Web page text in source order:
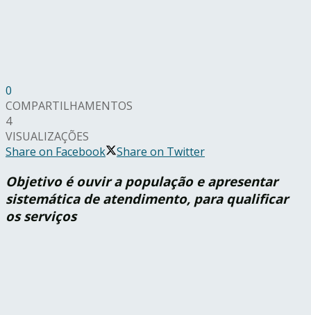
0
COMPARTILHAMENTOS
4
VISUALIZAÇÕES
Share on Facebook
Share on Twitter
Objetivo é ouvir a população e apresentar
sistemática de atendimento, para qualificar
os serviços